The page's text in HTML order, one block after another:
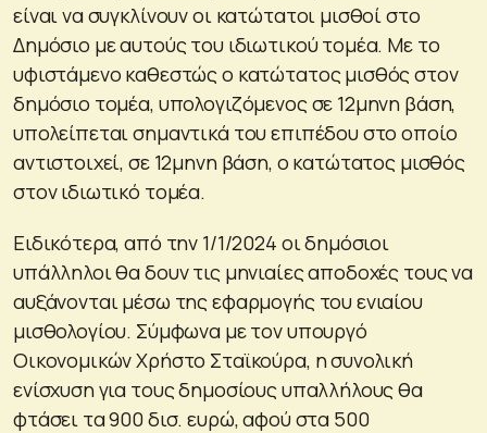
είναι να συγκλίνουν οι κατώτατοι μισθοί στο
Δημόσιο με αυτούς του ιδιωτικού τομέα. Με το
υφιστάμενο καθεστώς ο κατώτατος μισθός στον
δημόσιο τομέα, υπολογιζόμενος σε 12μηνη βάση,
υπολείπεται σημαντικά του επιπέδου στο οποίο
αντιστοιχεί, σε 12μηνη βάση, ο κατώτατος μισθός
στον ιδιωτικό τομέα.
Ειδικότερα, από την 1/1/2024 οι δημόσιοι
υπάλληλοι θα δουν τις μηνιαίες αποδοχές τους να
αυξάνονται μέσω της εφαρμογής του ενιαίου
μισθολογίου. Σύμφωνα με τον υπουργό
Οικονομικών Χρήστο Σταϊκούρα, η συνολική
ενίσχυση για τους δημοσίους υπαλλήλους θα
φτάσει τα 900 δισ. ευρώ, αφού στα 500